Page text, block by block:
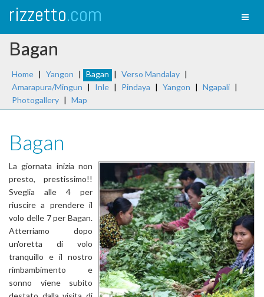
rizzetto.com
Bagan
Home | Yangon | Bagan | Verso Mandalay |
Amarapura/Mingun | Inle | Pindaya | Yangon | Ngapali |
Photogallery | Map
Bagan
La giornata inizia non
presto, prestissimo!!
Sveglia alle 4 per
riuscire a prendere il
volo delle 7 per Bagan.
Atterriamo dopo
un'oretta di volo
tranquillo e il nostro
rimbambimento e
sonno viene subito